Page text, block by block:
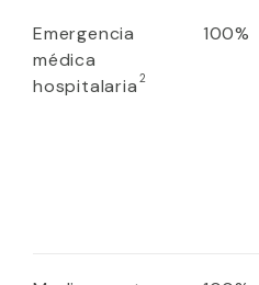
Emergencia
médica
hospitalaria 2
100%